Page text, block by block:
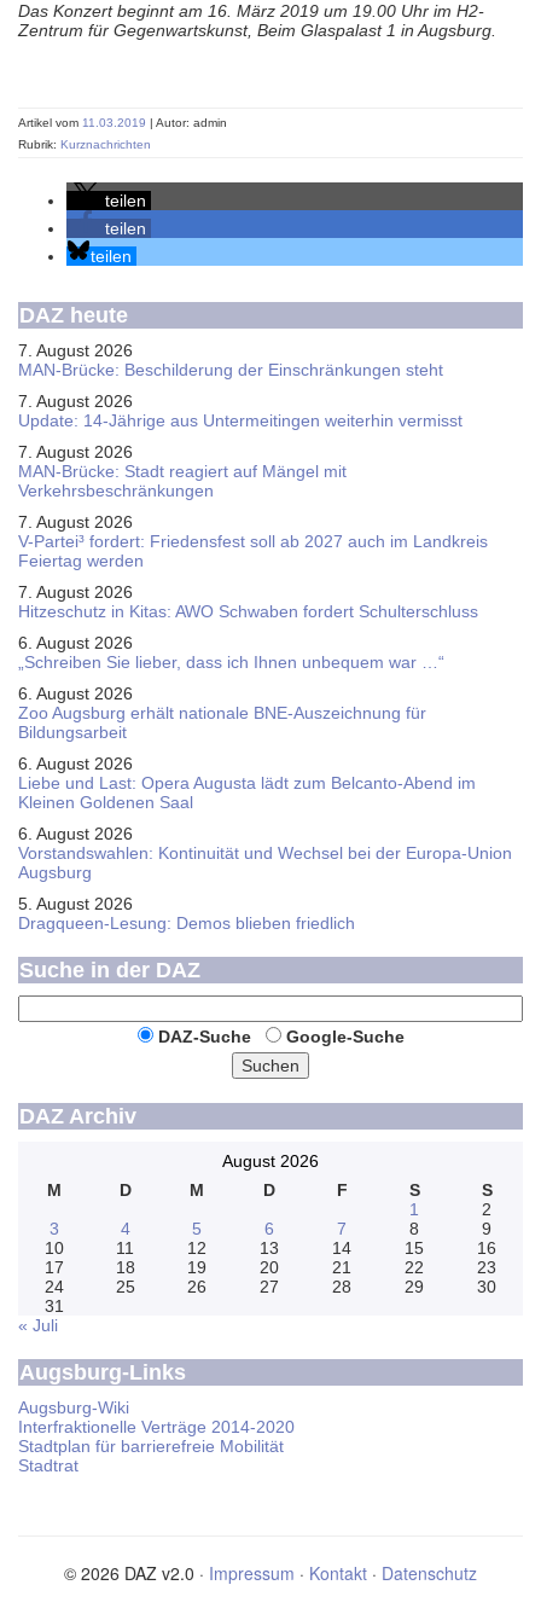
Das Konzert beginnt am 16. März 2019 um 19.00 Uhr im H2-
Zentrum für Gegenwartskunst, Beim Glaspalast 1 in Augsburg.
Artikel vom 11.03.2019 | Autor: admin
Rubrik: Kurznachrichten
teilen
teilen
teilen
DAZ heute
7. August 2026
MAN-Brücke: Beschilderung der Einschränkungen steht
7. August 2026
Update: 14-Jährige aus Untermeitingen weiterhin vermisst
7. August 2026
MAN-Brücke: Stadt reagiert auf Mängel mit
Verkehrsbeschränkungen
7. August 2026
V-Partei­³ fordert: Friedens­fest soll ab 2027 auch im Land­kreis
Feier­tag werden
7. August 2026
Hitzeschutz in Kitas: AWO Schwaben fordert Schulterschluss
6. August 2026
„Schreiben Sie lieber, dass ich Ihnen unbequem war …“
6. August 2026
Zoo Augsburg erhält nationale BNE-Auszeichnung für
Bildungsarbeit
6. August 2026
Liebe und Last: Opera Augusta lädt zum Belcanto-Abend im
Kleinen Goldenen Saal
6. August 2026
Vorstandswahlen: Kontinuität und Wechsel bei der Europa-Union
Augsburg
5. August 2026
Dragqueen-Lesung: Demos blieben friedlich
Suche in der DAZ
DAZ-Suche
Google-Suche
Suchen
DAZ Archiv
August 2026
M
D M D F S
S
1
2
3
4 5 6 7 8
9
10
11 12 13 14 15
16
17
18 19 20 21 22
23
24
25 26 27 28 29
30
31
« Juli
Augsburg-Links
Augsburg-Wiki
Interfraktionelle Verträge 2014-2020
Stadtplan für barrierefreie Mobilität
Stadtrat
© 2026 DAZ v2.0 · Impressum · Kontakt · Datenschutz